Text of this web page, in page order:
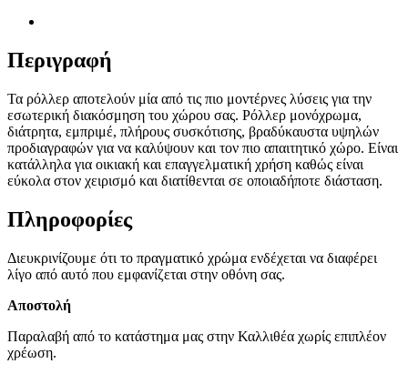
Περιγραφή
Τα ρόλλερ αποτελούν μία από τις πιο μοντέρνες λύσεις για την
εσωτερική διακόσμηση του χώρου σας. Ρόλλερ μονόχρωμα,
διάτρητα, εμπριμέ, πλήρους συσκότισης, βραδύκαυστα υψηλών
προδιαγραφών για να καλύψουν και τον πιο απαιτητικό χώρο. Είναι
κατάλληλα για οικιακή και επαγγελματική χρήση καθώς είναι
εύκολα στον χειρισμό και διατίθενται σε οποιαδήποτε διάσταση.
Πληροφορίες
Διευκρινίζουμε ότι το πραγματικό χρώμα ενδέχεται να διαφέρει
λίγο από αυτό που εμφανίζεται στην οθόνη σας.
Αποστολή
Παραλαβή από το κατάστημα μας στην Καλλιθέα χωρίς επιπλέον
χρέωση.